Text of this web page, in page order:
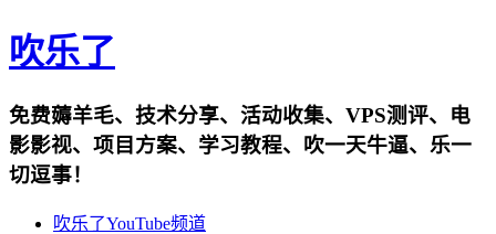
吹乐了
免费薅羊毛、技术分享、活动收集、VPS测评、电
影影视、项目方案、学习教程、吹一天牛逼、乐一
切逗事！
吹乐了YouTube频道